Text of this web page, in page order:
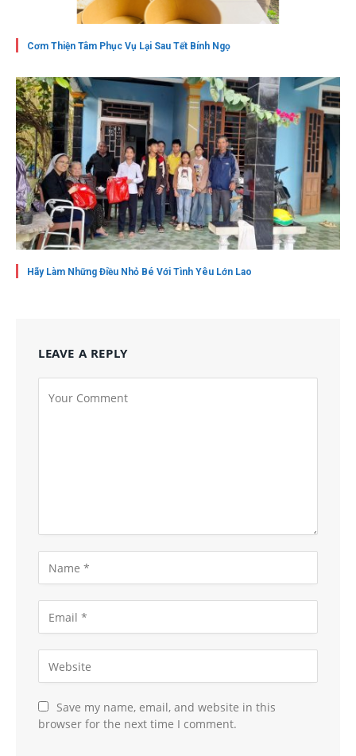
Cơm Thiện Tâm Phục Vụ Lại Sau Tết Bính Ngọ
Hãy Làm Những Điều Nhỏ Bé Với Tình Yêu Lớn Lao
LEAVE A REPLY
Save my name, email, and website in this
browser for the next time I comment.